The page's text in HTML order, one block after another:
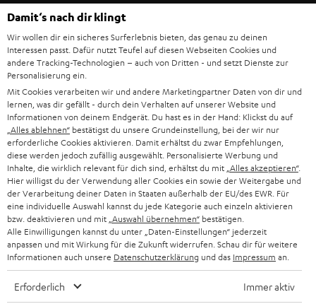
t
t
e
r
a
n
m
e
l
d
u
n
g
Kategorien
HEIMKINO
HEIMKINO-KOMPLETTANLAGEN
SOUNDBARS
STEREO
Unternehmen
SUPPORT
KARRIERE
PRESSE & MARKETING
GESCHÄFTSKUNDEN
Teufel Onlineshops
DEUTSCHLAND
ÖSTERREICH
Damit‘s nach dir klingt
Wir wollen dir ein sicheres Surferlebnis bieten, das genau zu deinen
Interessen passt. Dafür nutzt Teufel auf diesen Webseiten Cookies und
andere Tracking-Technologien – auch von Dritten - und setzt Dienste zur
Personalisierung ein.
Mit Cookies verarbeiten wir und andere Marketingpartner Daten von dir und
lernen, was dir gefällt - durch dein Verhalten auf unserer Website und
Informationen von deinem Endgerät. Du hast es in der Hand: Klickst du auf
„Alles ablehnen“ bestätigst du unsere Grundeinstellung, bei der wir nur
erforderliche Cookies aktivieren. Damit erhältst du zwar Empfehlungen,
diese werden jedoch zufällig ausgewählt. Personalisierte Werbung und
Inhalte, die wirklich relevant für dich sind, erhältst du mit „Alles akzeptieren“.
Hier willigst du der Verwendung aller Cookies ein sowie der Weitergabe und
der Verarbeitung deiner Daten in Staaten außerhalb der EU/des EWR. Für
eine individuelle Auswahl kannst du jede Kategorie auch einzeln aktivieren
bzw. deaktivieren und mit „Auswahl übernehmen“ bestätigen.
Alle Einwilligungen kannst du unter „Daten-Einstellungen“ jederzeit
anpassen und mit Wirkung für die Zukunft widerrufen. Schau dir für weitere
Informationen auch unsere Datenschutzerklärung und das Impressum an.
Erforderlich Immer aktiv